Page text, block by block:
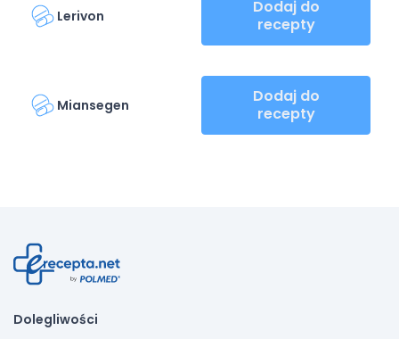
Lerivon
Dodaj do
recepty
Miansegen
Dodaj do
recepty
Dolegliwości